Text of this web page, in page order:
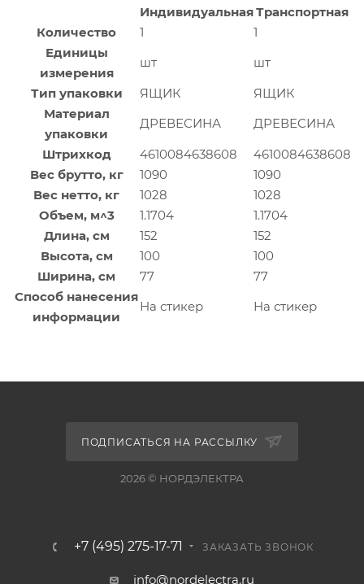
ИндивидуальнаяТранспортная
Количество
1
1
Единицы
измерения
шт
шт
Тип упаковки
ЯЩИК
ЯЩИК
Материал
упаковки
ДРЕВЕСИНА
ДРЕВЕСИНА
Штрихкод
4610084638608
4610084638608
Вес брутто, кг
1090
1090
Вес нетто, кг
1028
1028
Объем, м^3
1.1704
1.1704
Длина, см
152
152
Высота, см
100
100
Ширина, см
77
77
Способ нанесения
информации
На стикер На стикер
ПОДПИСАТЬСЯ НА РАССЫЛКУ
2026 © НОРДЭЛЕКТРА
+7 (495) 275-17-71 ЗАКАЗАТЬ ЗВОНОК
info@nordelectra.ru